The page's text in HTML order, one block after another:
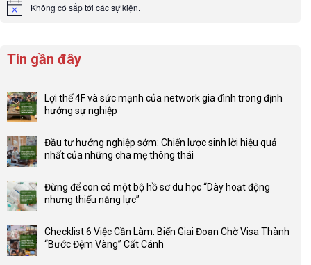
Notice Không có sắp tới các sự kiện.
Tin gần đây
Lợi thế 4F và sức mạnh của network gia đình trong định
hướng sự nghiệp
bình
luận
Lợi
thế
sức
mạnh
Đầu tư hướng nghiệp sớm: Chiến lược sinh lời hiệu quả
nhất của những cha mẹ thông thái
bình
luận
Đầu
tư
Đừng để con có một bộ hồ sơ du học “Dày hoạt động
nhưng thiếu năng lực”
bình
luận
Checklist 6 Việc Cần Làm: Biến Giai Đoạn Chờ Visa Thành
“Bước Đệm Vàng” Cất Cánh